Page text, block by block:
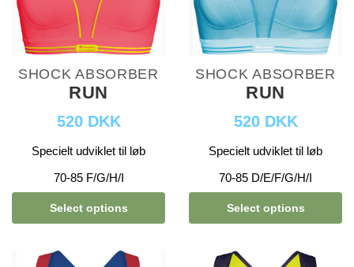
SHOCK ABSORBER
RUN
520 DKK
Specielt udviklet til løb
70-85 F/G/H/I
Select options
SHOCK ABSORBER
RUN
520 DKK
Specielt udviklet til løb
70-85 D/E/F/G/H/I
Select options